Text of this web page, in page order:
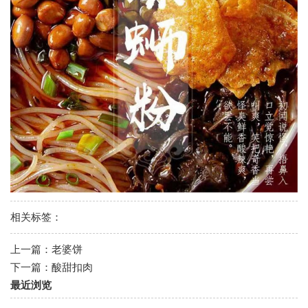
相关标签：
上一篇： 老婆饼
下一篇： 酸甜扣肉
最近浏览